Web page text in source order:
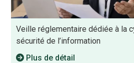
Veille réglementaire dédiée à la
sécurité de l’information
Plus de détail